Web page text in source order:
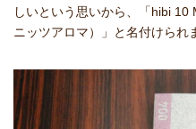
しいという思いから、「hibi 10
ニッツアロマ）」と名付けられ